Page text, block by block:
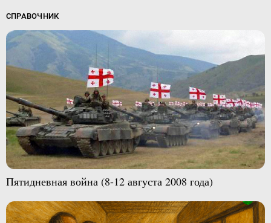
СПРАВОЧНИК
Пятидневная война (8-12 августа 2008 года)